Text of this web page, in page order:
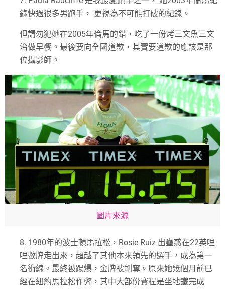
錄快過很多男跑手，
更視為不可能打破的紀錄。
但請勿犯她在2005年倫馬的錯，吃了一份烤三文魚三文
治做早餐。最後要向全國道歉，其實要道歉的應該是那
位攝影師。
圖片來源
8. 1980年的波士頓馬拉松， Rosie Ruiz 出蠱惑在22英哩
哩數牌走出來，超越了其他本來領先的選手，成為第一
名衝線。最終被踢爆 ，金牌被剝奪。原來她幾個月前已
經在紐約馬拉松作弊，其中大部份賽程是坐地鐵完成